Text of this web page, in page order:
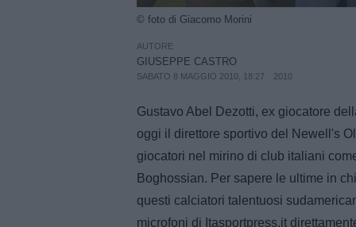
© foto di Giacomo Morini
AUTORE
GIUSEPPE CASTRO
SABATO 8 MAGGIO 2010, 18:27 2010
Gustavo Abel Dezotti, ex giocatore
oggi il direttore sportivo del Newell's
giocatori nel mirino di club italiani
Boghossian. Per sapere le ultime in
questi calciatori talentuosi
microfoni di Itasportpress.it